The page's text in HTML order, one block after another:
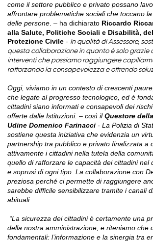
come il settore pubblico e privato possano
affrontare problematiche sociali che toccano
delle persone. – ha dichiarato Riccardo
alla Salute, Politiche Sociali e Disabilità,
Protezione Civile - In qualità di Assessore,
questa collaborazione in quanto è solo grazie
interventi che possiamo raggiungere
rafforzando la consapevolezza e offrendo
Oggi, viviamo in un contesto di crescenti
che legate al progresso tecnologico, ed è
cittadini siano informati e consapevoli dei
offerte dalle Istituzioni. – così ilQuestore
Udine Domenico Farinacci - La Polizia di
sostiene questa iniziativa che evidenzia un
partnership tra pubblico e privato finalizzata a
attivamente i cittadini nella tutela della
quello di rafforzare le capacità dei cittadini nel
e soprusi di ogni tipo. La collaborazione con
preziosa perché ci permette di raggiungere
sarebbe difficile sensibilizzare tramite i canali
abituali
“La sicurezza dei cittadini è certamente una
della nostra amministrazione, e riteniamo che
fondamentali: l’informazione e la sinergia tra